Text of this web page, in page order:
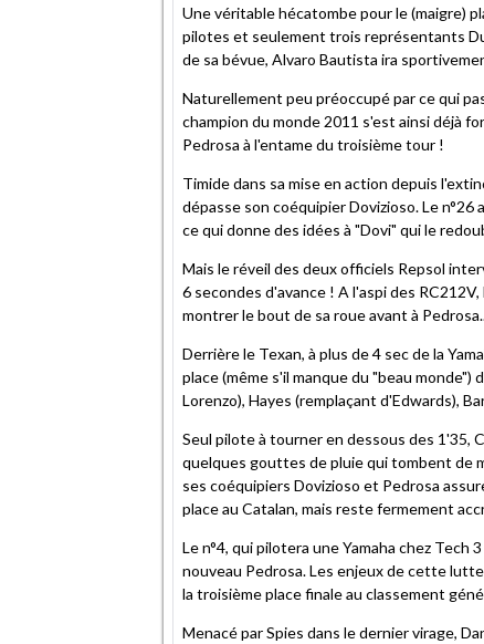
Une véritable hécatombe pour le (maigre)
pilotes et seulement trois représentants
de sa bévue, Alvaro Bautista ira
Naturellement peu préoccupé par ce qui
champion du monde 2011 s'est ainsi déjà
Pedrosa à l'entame du troisième tour !
Timide dans sa mise en action depuis
dépasse son coéquipier Dovizioso. Le
ce qui donne des idées à "Dovi" qui le
Mais le réveil des deux officiels Repsol
6 secondes d'avance ! A l'aspi des
montrer le bout de sa roue avant à
Derrière le Texan, à plus de 4 sec de la
place (même s'il manque du "beau
Lorenzo), Hayes (remplaçant d'Edwards),
Seul pilote à tourner en dessous des 1'35,
quelques gouttes de pluie qui tombent de
ses coéquipiers Dovizioso et Pedrosa
place au Catalan, mais reste fermement
Le n°4, qui pilotera une Yamaha chez Tech
nouveau Pedrosa. Les enjeux de cette
la troisième place finale au classement
Menacé par Spies dans le dernier virage,